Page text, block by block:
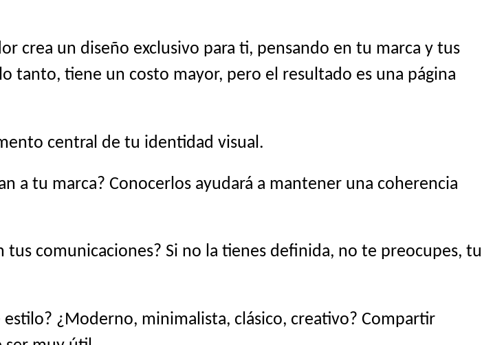
crea un diseño exclusivo para ti, pensando en tu marca y tus
tanto, tiene un costo mayor, pero el resultado es una página
central de tu identidad visual.
a tu marca? Conocerlos ayudará a mantener una coherencia
tus comunicaciones? Si no la tienes definida, no te preocupes, tu
estilo? ¿Moderno, minimalista, clásico, creativo? Compartir